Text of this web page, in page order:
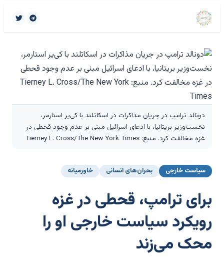
دونالد ترامپ در جریان مذاکرات در اسکاتلند با کی‌یر استارمر،
نخست‌وزیر بریتانیا، با ادعای اسرائیل مبنی بر عدم وجود قحطی در
غزه مخالفت کرد. منبع: Tierney L. Cross/The New York Times
سیاست خارجی بحران‌های انسانی خاورمیانه
برای ترامپ، قحطی در غزه
رویکرد سیاست خارجی او را
محک می‌زند